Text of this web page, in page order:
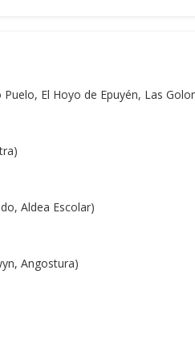
El Hoyo de Epuyén, Las
Aldea Escolar)
Angostura)